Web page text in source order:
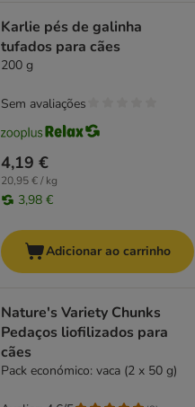
Karlie pés de galinha
tufados para cães
200 g
4,19 €
20,95 € / kg
3,98 €
Sem avaliações
Adicionar ao carrinho
Nature's Variety Chunks
Pedaços liofilizados para
cães
Pack económico: vaca (2 x 50 g)